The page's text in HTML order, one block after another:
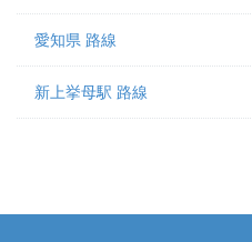
愛知県 路線
新上挙母駅 路線